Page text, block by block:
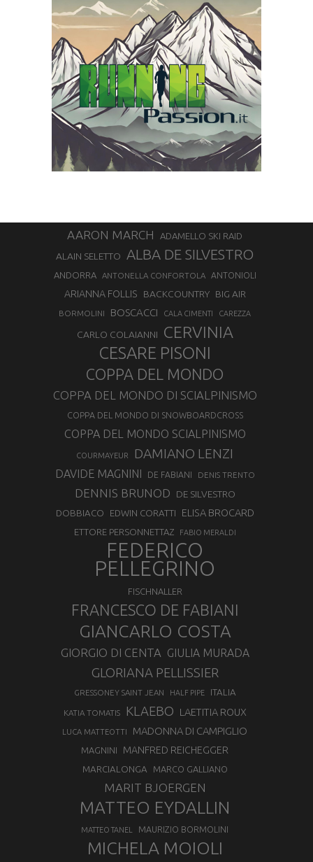
AARON MARCH ADAMELLO SKI RAID
ALAIN SELETTO ALBA DE SILVESTRO
ANDORRA ANTONELLA CONFORTOLA ANTONIOLI
ARIANNA FOLLIS BACKCOUNTRY BIG AIR
BORMOLINI BOSCACCI CALA CIMENTI CAREZZA
CARLO COLAIANNI CERVINIA
CESARE PISONI
COPPA DEL MONDO
COPPA DEL MONDO DI SCIALPINISMO
COPPA DEL MONDO DI SNOWBOARDCROSS
COPPA DEL MONDO SCIALPINISMO
COURMAYEUR DAMIANO LENZI
DAVIDE MAGNINI DE FABIANI DENIS TRENTO
DENNIS BRUNOD DE SILVESTRO
DOBBIACO EDWIN CORATTI ELISA BROCARD
ETTORE PERSONNETTAZ FABIO MERALDI
FEDERICO
PELLEGRINO
FISCHNALLER
FRANCESCO DE FABIANI
GIANCARLO COSTA
GIORGIO DI CENTA GIULIA MURADA
GLORIANA PELLISSIER
GRESSONEY SAINT JEAN HALF PIPE ITALIA
KATIA TOMATIS KLAEBO LAETITIA ROUX
LUCA MATTEOTTI MADONNA DI CAMPIGLIO
MAGNINI MANFRED REICHEGGER
MARCIALONGA MARCO GALLIANO
MARIT BJOERGEN
MATTEO EYDALLIN
MATTEO TANEL MAURIZIO BORMOLINI
MICHELA MOIOLI